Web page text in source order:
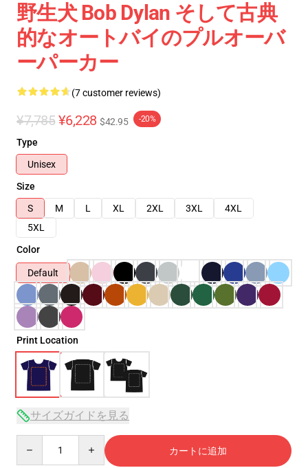
野生犬 Bob Dylan そして古典
的なオートバイのプルオーバ
ーパーカー
(7 customer reviews)
¥7,785 ¥6,228 $42.95 -20%
Type
Unisex
Size
S
M L XL 2XL 3XL
4XL
5XL
Color
Default
Print Location
サイズガイドを見る
カートに追加